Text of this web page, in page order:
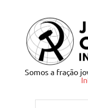
Somos a fração